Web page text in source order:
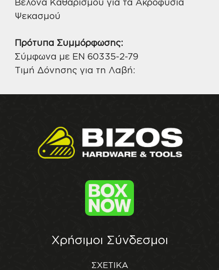
Ψεκασμού
Πρότυπα Συμμόρφωσης:
Σύμφωνα με EN 60335-2-79
Τιμή Δόνησης για τη Λαβή:
Χρήσιμοι Σύνδεσμοι
ΣΧΕΤΙΚΑ